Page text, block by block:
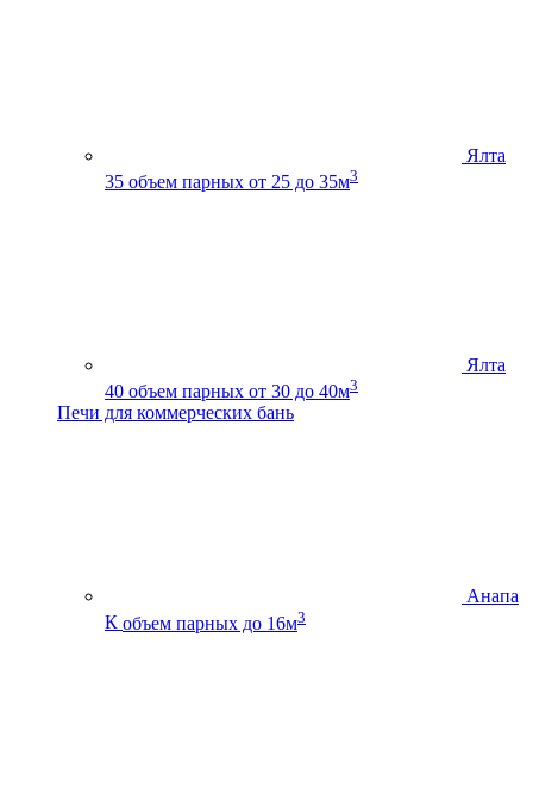
Ялта
35 объем парных от 25 до 35м3
Ялта
40 объем парных от 30 до 40м3
Печи для коммерческих бань
Анапа
К объем парных до 16м3